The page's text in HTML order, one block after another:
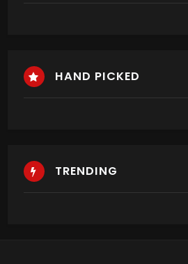
HAND PICKED
TRENDING